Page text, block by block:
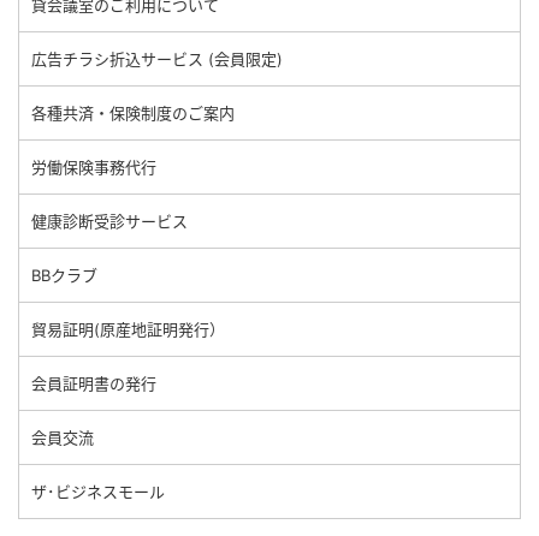
貸会議室のご利用について
広告チラシ折込サービス (会員限定)
各種共済・保険制度のご案内
労働保険事務代行
健康診断受診サービス
BBクラブ
貿易証明(原産地証明発行）
会員証明書の発行
会員交流
ザ･ビジネスモール